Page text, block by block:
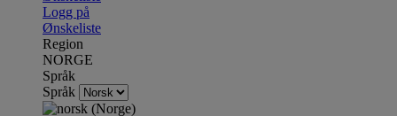
Logg på
Ønskeliste
Region
NORGE
Språk
Språk